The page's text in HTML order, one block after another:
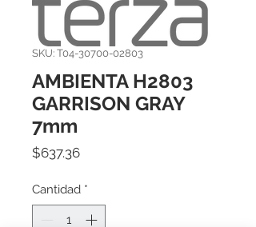
SKU: T04-30700-02803
AMBIENTA H2803
GARRISON GRAY
7mm
$637.36Precio
Cantidad *